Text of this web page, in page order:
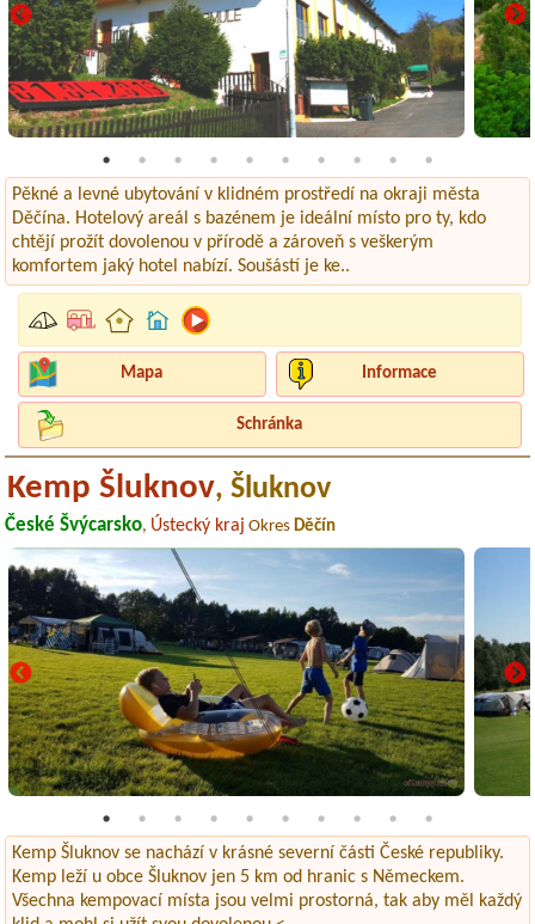
Pěkné a levné ubytování v klidném prostředí na okraji města
Děčína. Hotelový areál s bazénem je ideální místo pro ty, kdo
chtějí prožít dovolenou v přírodě a zároveň s veškerým
komfortem jaký hotel nabízí. Soušástí je ke..
Mapa Informace
Schránka
Kemp Šluknov, Šluknov
České Švýcarsko, Ústecký kraj Okres Děčín
Kemp Šluknov se nachází v krásné severní části České republiky.
Kemp leží u obce Šluknov jen 5 km od hranic s Německem.
Všechna kempovací místa jsou velmi prostorná, tak aby měl každý